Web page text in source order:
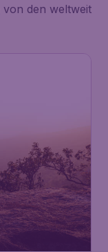
von den weltweit